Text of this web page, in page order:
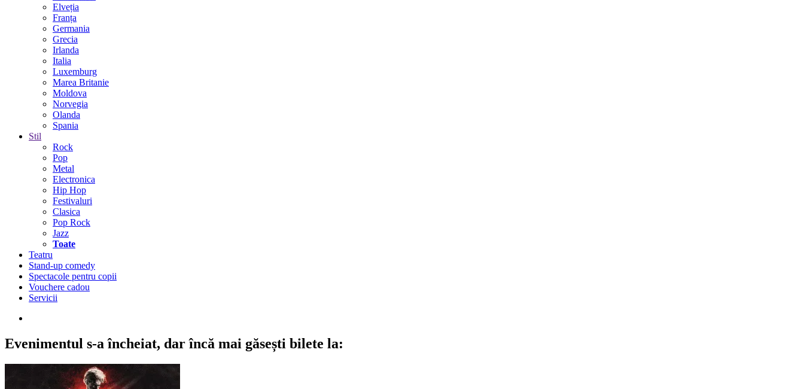
Elveția
Franța
Germania
Grecia
Irlanda
Italia
Luxemburg
Marea Britanie
Moldova
Norvegia
Olanda
Spania
Stil
Rock
Pop
Metal
Electronica
Hip Hop
Festivaluri
Clasica
Pop Rock
Jazz
Toate
Teatru
Stand-up comedy
Spectacole pentru copii
Vouchere cadou
Servicii
Evenimentul s-a încheiat, dar încă mai găsești bilete la: